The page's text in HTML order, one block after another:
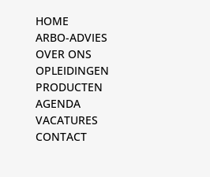
HOME
ARBO-ADVIES
OVER ONS
OPLEIDINGEN
PRODUCTEN
AGENDA
VACATURES
CONTACT